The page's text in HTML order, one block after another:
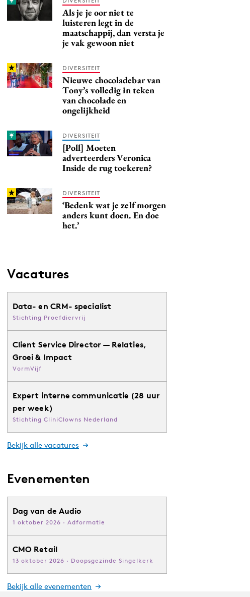
Als je je oor niet te
luisteren legt in de
maatschappij, dan versta je
je vak gewoon niet
DIVERSITEIT
Nieuwe chocoladebar van
Tony’s volledig in teken
van chocolade en
ongelijkheid
DIVERSITEIT
[Poll] Moeten
adverteerders Veronica
Inside de rug toekeren?
DIVERSITEIT
‘Bedenk wat je zelf morgen
anders kunt doen. En doe
het.’
Vacatures
Data- en CRM- specialist
Stichting Proefdiervrij
Client Service Director — Relaties,
Groei & Impact
VormVijf
Expert interne communicatie (28 uur
per week)
Stichting CliniClowns Nederland
Bekijk alle vacatures
Evenementen
Dag van de Audio
1 oktober 2026 · Adformatie
CMO Retail
13 oktober 2026 · Doopsgezinde Singelkerk
Bekijk alle evenementen